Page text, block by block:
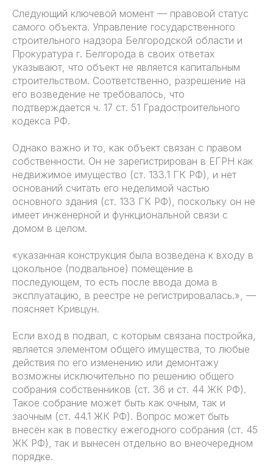
Следующий ключевой момент — правовой статус
самого объекта. Управление государственного
строительного надзора Белгородской области и
Прокуратура г. Белгорода в своих ответах
указывают, что объект не является капитальным
строительством. Соответственно, разрешение на
его возведение не требовалось, что
подтверждается ч. 17 ст. 51 Градостроительного
кодекса РФ.
Однако важно и то, как объект связан с правом
собственности. Он не зарегистрирован в ЕГРН как
недвижимое имущество (ст. 133.1 ГК РФ), и нет
оснований считать его неделимой частью
основного здания (ст. 133 ГК РФ), поскольку он не
имеет инженерной и функциональной связи с
домом в целом.
«указанная конструкция была возведена к входу в
цокольное (подвальное) помещение в
последующем, то есть после ввода дома в
эксплуатацию, в реестре не регистрировалась.», —
поясняет Кривцун.
Если вход в подвал, с которым связана постройка,
является элементом общего имущества, то любые
действия по его изменению или демонтажу
возможны исключительно по решению общего
собрания собственников (ст. 36 и ст. 44 ЖК РФ).
Такое собрание может быть как очным, так и
заочным (ст. 44.1 ЖК РФ). Вопрос может быть
внесён как в повестку ежегодного собрания (ст. 45
ЖК РФ), так и вынесен отдельно во внеочередном
порядке.